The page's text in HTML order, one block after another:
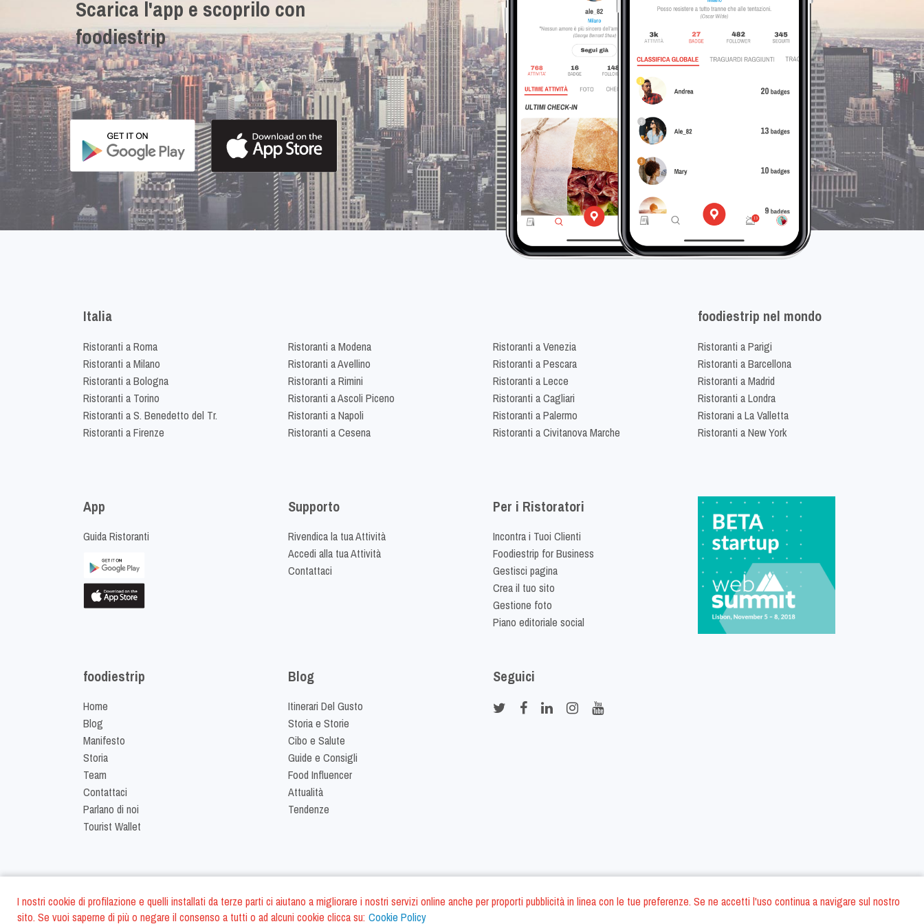
I nostri cookie di profilazione e quelli installati da terze parti ci aiutano a migliorare i nostri servizi online anche per proporti pubblicità in linea con le tue preferenze. Se ne accetti l'uso continua a navigare sul nostro
sito. Se vuoi saperne di più o negare il consenso a tutti o ad alcuni cookie clicca su: Cookie Policy
Scarica l'app e scoprilo con
foodiestrip
Italia
Ristoranti a Roma
Ristoranti a Milano
Ristoranti a Bologna
Ristoranti a Torino
Ristoranti a S. Benedetto del Tr.
Ristoranti a Firenze
Ristoranti a Modena
Ristoranti a Avellino
Ristoranti a Rimini
Ristoranti a Ascoli Piceno
Ristoranti a Napoli
Ristoranti a Cesena
Ristoranti a Venezia
Ristoranti a Pescara
Ristoranti a Lecce
Ristoranti a Cagliari
Ristoranti a Palermo
Ristoranti a Civitanova Marche
foodiestrip nel mondo
Ristoranti a Parigi
Ristoranti a Barcellona
Ristoranti a Madrid
Ristoranti a Londra
Ristorani a La Valletta
Ristoranti a New York
App
Guida Ristoranti
Supporto
Rivendica la tua Attività
Accedi alla tua Attività
Contattaci
Per i Ristoratori
Incontra i Tuoi Clienti
Foodiestrip for Business
Gestisci pagina
Crea il tuo sito
Gestione foto
Piano editoriale social
foodiestrip
Home
Blog
Manifesto
Storia
Team
Contattaci
Parlano di noi
Tourist Wallet
Blog
Itinerari Del Gusto
Storia e Storie
Cibo e Salute
Guide e Consigli
Food Influencer
Attualità
Tendenze
Seguici
© 2026FoodiesTrip S.r.l. - P.IVA IT01975940675 - All Rights Reserved